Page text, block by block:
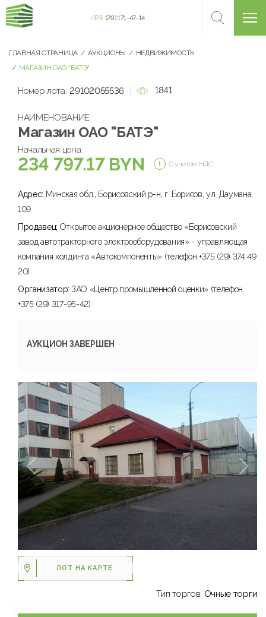
+375 (29) 171-47-14
ГЛАВНАЯ СТРАНИЦА АУКЦИОНЫ
НЕДВИЖИМОСТЬ
МАГАЗИН ОАО "БАТЭ"
ЛОТ НА КАРТЕ
Номер лота: 29102055536 1841
НАИМЕНОВАНИЕ
Магазин ОАО "БАТЭ"
Начальная цена:
234 797.17 BYN С учетом НДС
Адрес: Минская обл., Борисовский р-н, г. Борисов, ул. Даумана,
109
Продавец: Открытое акционерное общество «Борисовский
завод автотракторного электрооборудования» - управляющая
компания холдинга «Автокомпоненты» (телефон +375 (29) 374 49
20)
Организатор: ЗАО «Центр промышленной оценки» (телефон
+375 (29) 317-95-42)
АУКЦИОН ЗАВЕРШЕН
Тип торгов: Очные торги